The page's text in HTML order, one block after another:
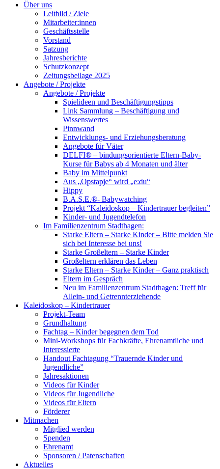
Über uns
Leitbild / Ziele
Mitarbeiter:innen
Geschäftsstelle
Vorstand
Satzung
Jahresberichte
Schutzkonzept
Zeitungsbeilage 2025
Angebote / Projekte
Angebote / Projekte
Spielideen und Beschäftigungstipps
Link Sammlung – Beschäftigung und
Wissenswertes
Pinnwand
Entwicklungs- und Erziehungsberatung
Angebote für Väter
DELFI® – bindungsorientierte Eltern-Baby-
Kurse für Babys ab 4 Monaten und älter
Baby im Mittelpunkt
Aus „Opstapje“ wird „e:du“
Hippy
B.A.S.E.®- Babywatching
Projekt “Kaleidoskop – Kindertrauer begleiten”
Kinder- und Jugendtelefon
Im Familienzentrum Stadthagen:
Starke Eltern – Starke Kinder – Bitte melden Sie
sich bei Interesse bei uns!
Starke Großeltern – Starke Kinder
Großeltern erklären das Leben
Starke Eltern – Starke Kinder – Ganz praktisch
Eltern im Gespräch
Neu im Familienzentrum Stadthagen: Treff für
Allein- und Getrennterziehende
Kaleidoskop – Kindertrauer
Projekt-Team
Grundhaltung
Fachtag – Kinder begegnen dem Tod
Mini-Workshops für Fachkräfte, Ehrenamtliche und
Interessierte
Handout Fachtagung “Trauernde Kinder und
Jugendliche”
Jahresaktionen
Videos für Kinder
Videos für Jugendliche
Videos für Eltern
Förderer
Mitmachen
Mitglied werden
Spenden
Ehrenamt
Sponsoren / Patenschaften
Aktuelles